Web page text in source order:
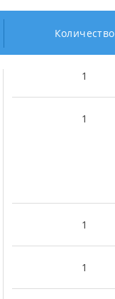
Количество
1
1
1
1